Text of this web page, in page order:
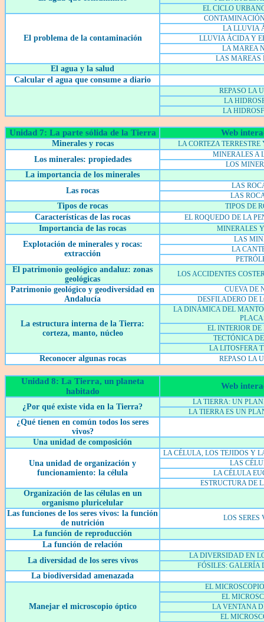
EL CICLO
El problema de la contaminación
LA LLUVIA
LLUVIA ÁCIDA Y
LA MAREA
LAS MAREAS
El agua y la salud
Calcular el agua que consume a diario
REPASO LA
LA
LA
Unidad 7: La parte sólida de la Tierra Web
Minerales y rocas LA CORTEZA
Los minerales: propiedades
MINERALES A
LOS
La importancia de los minerales
Las rocas
LAS
LAS
Tipos de rocas TIPOS DE
Características de las rocas EL ROQUEDO DE LA
Importancia de las rocas MINERALES
Explotación de minerales y rocas:
extracción
LAS
LA
El patrimonio geológico andaluz: zonas
geológicas
LOS ACCIDENTES
Patrimonio geológico y geodiversidad en
Andalucía
CUEVA DE
DESFILADERO DE
La estructura interna de la Tierra:
corteza, manto, núcleo
LA DINÁMICA DEL
EL INTERIOR DE
TECTÓNICA
LA LITOSFERA
Reconocer algunas rocas REPASO LA
Unidad 8: La Tierra, un planeta
habitado
Web
¿Por qué existe vida en la Tierra?
LA TIERRA: UN
LA TIERRA ES UN
¿Qué tienen en común todos los seres
vivos?
Una unidad de composición
Una unidad de organización y
funcionamiento: la célula
LA CÉLULA, LOS TEJIDOS Y
LAS
LA CÉLULA
ESTRUCTURA DE
Organización de las células en un
organismo pluricelular
Las funciones de los seres vivos: la función
de nutrición
LOS SERES
La función de reproducción
La función de relación
La diversidad de los seres vivos
LA DIVERSIDAD EN
FÓSILES: GALERÍA
La biodiversidad amenazada
Manejar el microscopio óptico
EL
EL
LA VENTANA
EL